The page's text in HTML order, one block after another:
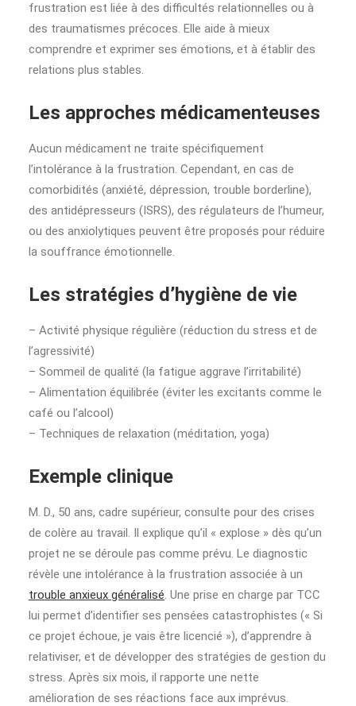
frustration est liée à des difficultés relationnelles ou à
des traumatismes précoces. Elle aide à mieux
comprendre et exprimer ses émotions, et à établir des
relations plus stables.
Les approches médicamenteuses
Aucun médicament ne traite spécifiquement
l’intolérance à la frustration. Cependant, en cas de
comorbidités (anxiété, dépression, trouble borderline),
des antidépresseurs (ISRS), des régulateurs de l’humeur,
ou des anxiolytiques peuvent être proposés pour réduire
la souffrance émotionnelle.
Les stratégies d’hygiène de vie
– Activité physique régulière (réduction du stress et de
l’agressivité)
– Sommeil de qualité (la fatigue aggrave l’irritabilité)
– Alimentation équilibrée (éviter les excitants comme le
café ou l’alcool)
– Techniques de relaxation (méditation, yoga)
Exemple clinique
M. D., 50 ans, cadre supérieur, consulte pour des crises
de colère au travail. Il explique qu’il « explose » dès qu’un
projet ne se déroule pas comme prévu. Le diagnostic
révèle une intolérance à la frustration associée à un
trouble anxieux généralisé. Une prise en charge par TCC
lui permet d’identifier ses pensées catastrophistes (« Si
ce projet échoue, je vais être licencié »), d’apprendre à
relativiser, et de développer des stratégies de gestion du
stress. Après six mois, il rapporte une nette
amélioration de ses réactions face aux imprévus.